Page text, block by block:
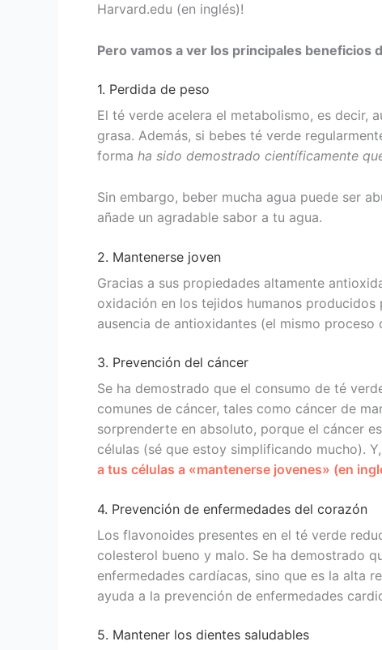
Harvard.edu (en inglés)!
Pero vamos a ver los principales beneficios
1. Perdida de peso
El té verde acelera el metabolismo, es decir,
grasa. Además, si bebes té verde
forma ha sido demostrado científicamente
Sin embargo, beber mucha agua puede ser
añade un agradable sabor a tu agua.
2. Mantenerse joven
Gracias a sus propiedades altamente
oxidación en los tejidos humanos
ausencia de antioxidantes (el mismo proceso
3. Prevención del cáncer
Se ha demostrado que el consumo de té
comunes de cáncer, tales como cáncer de
sorprenderte en absoluto, porque el cáncer
células (sé que estoy simplificando mucho).
a tus células a «mantenerse jovenes» (en
4. Prevención de enfermedades del corazón
Los flavonoides presentes en el té verde
colesterol bueno y malo. Se ha demostrado
enfermedades cardíacas, sino que es la alta
ayuda a la prevención de enfermedades
5. Mantener los dientes saludables